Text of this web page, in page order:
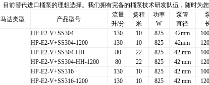
目前替代进口桶泵的理想选择。我们拥有完备的桶泵技术研发队伍，随时为
马达类型
产品型号
流量
升/分
扬程
米
功率
W
泵管
直径
HP-E2-V+SS304 130 10 825 42mm
HP-E2-V+SS304-1200
130 10 825 42mm
HP-E2-V+SS304-HH
80 22 825 42 mm
HP-E2-V+SS304-HH-1200
80 22 825 42 mm
HP-E2-V+SS316
130 10 825 42 mm
HP-E2-V+SS316-1200
130 10 825 42 mm